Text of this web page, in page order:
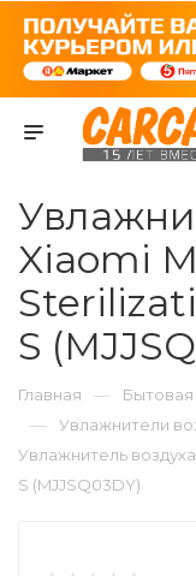
Xiaomi
S
Главная — Бытовая
— Увлажнители
Увлажнитель
S (MJJSQ03DY)